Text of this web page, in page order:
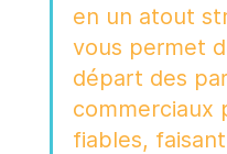
en un atout
vous permet
départ des
commerciaux
fiables,